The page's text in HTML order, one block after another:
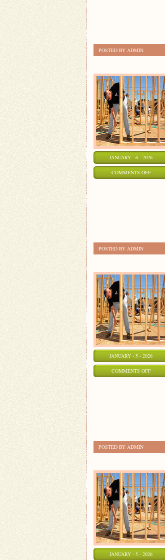
POSTED BY ADMIN
JANUARY - 6 - 2026
COMMENTS OFFON
POSTED BY ADMIN
JANUARY - 5 - 2026
COMMENTS OFFON
POSTED BY ADMIN
JANUARY - 5 - 2026